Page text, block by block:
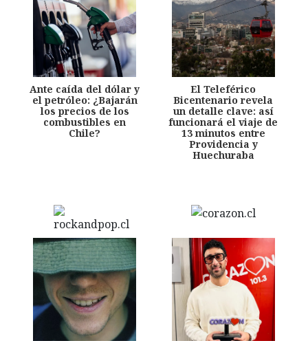
Ante caída del dólar y
el petróleo: ¿Bajarán
los precios de los
combustibles en
Chile?
El Teleférico
Bicentenario revela
un detalle clave: así
funcionará el viaje de
13 minutos entre
Providencia y
Huechuraba